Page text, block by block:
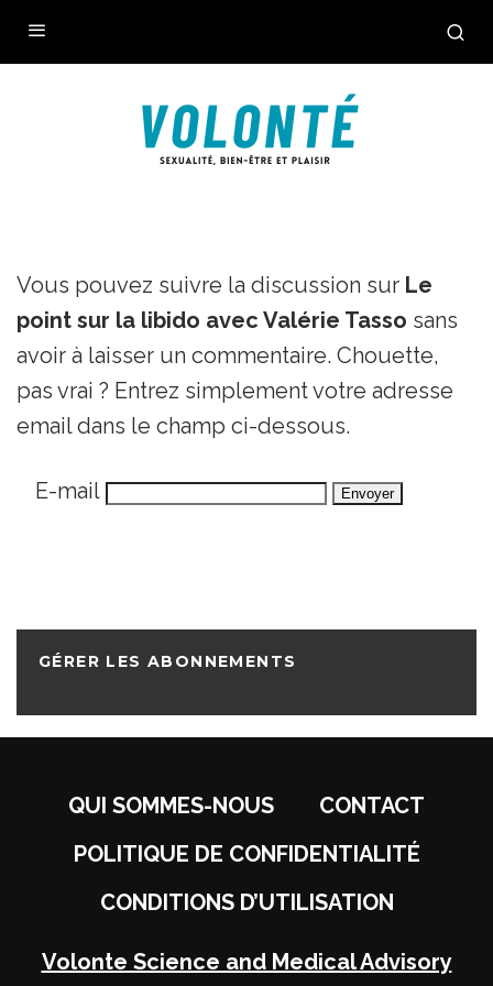
Vous pouvez suivre la discussion sur Le
point sur la libido avec Valérie Tasso sans
avoir à laisser un commentaire. Chouette,
pas vrai ? Entrez simplement votre adresse
email dans le champ ci-dessous.
E-mail
GÉRER LES ABONNEMENTS
QUI SOMMES-NOUS
CONTACT
POLITIQUE DE CONFIDENTIALITÉ
CONDITIONS D’UTILISATION
Volonte Science and Medical Advisory